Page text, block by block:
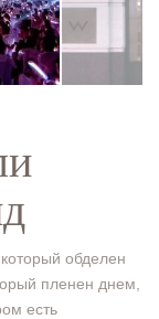
обделен
пленен днем,
есть